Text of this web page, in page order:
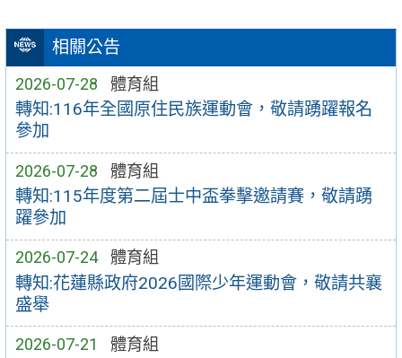
相關公告
2026-07-28 體育組
轉知:116年全國原住民族運動會，敬請踴躍報名
參加
2026-07-28 體育組
轉知:115年度第二屆士中盃拳擊邀請賽，敬請踴
躍參加
2026-07-24 體育組
轉知:花蓮縣政府2026國際少年運動會，敬請共襄
盛舉
2026-07-21 體育組